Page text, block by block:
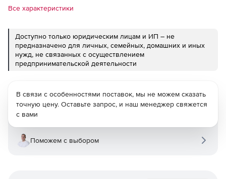
Все характеристики
Доступно только юридическим лицам и ИП – не
предназначено для личных, семейных, домашних и иных
нужд, не связанных с осуществлением
предпринимательской деятельности
В связи с особенностями поставок, мы не можем сказать
точную цену. Оставьте запрос, и наш менеджер свяжется
с вами
Поможем с выбором